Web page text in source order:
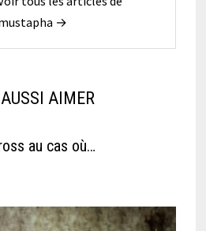
→
AIMER
au cas où…